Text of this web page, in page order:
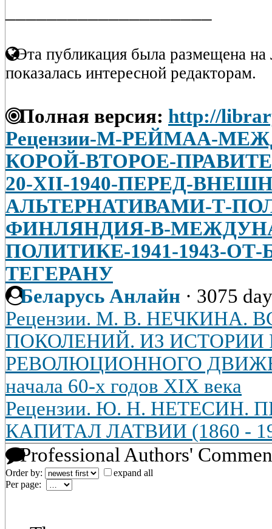
Эта публикация была размещена на
показалась интересной редакторам.
Полная версия: http://
Рецензии-М-РЕЙМАА-
КОРОЙ-ВТОРОЕ-
20-XII-1940-ПЕРЕД-
АЛЬТЕРНАТИВАМИ-Т-
ФИНЛЯНДИЯ-В-
ПОЛИТИКЕ-1941-1943-
ТЕГЕРАНУ
Беларусь Анлайн · 3075
Рецензии. М. В. НЕЧКИНА.
ПОКОЛЕНИЙ. ИЗ ИСТОРИИ
РЕВОЛЮЦИОННОГО
начала 60-х годов XIX века
Рецензии. Ю. Н.
КАПИТАЛ ЛАТВИИ (1860 -
Professional Authors'
Order by:
expand all
Per page: